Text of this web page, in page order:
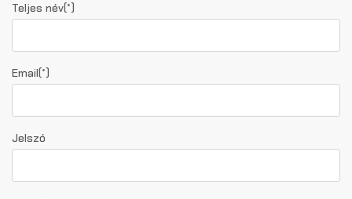
Teljes név(*)
Email(*)
Jelszó